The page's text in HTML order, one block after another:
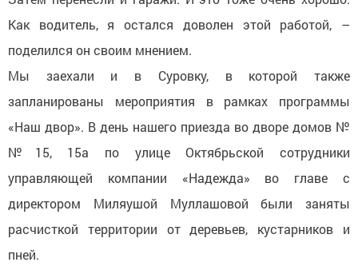
Как водитель, я остался доволен этой работой, –
поделился он своим мнением.
Мы заехали и в Суровку, в которой также
запланированы мероприятия в рамках программы
«Наш двор». В день нашего приезда во дворе домов №
№15, 15а по улице Октябрьской сотрудники
управляющей компании «Надежда» во главе с
директором Миляушой Муллашовой были заняты
расчисткой территории от деревьев, кустарников и
пней.